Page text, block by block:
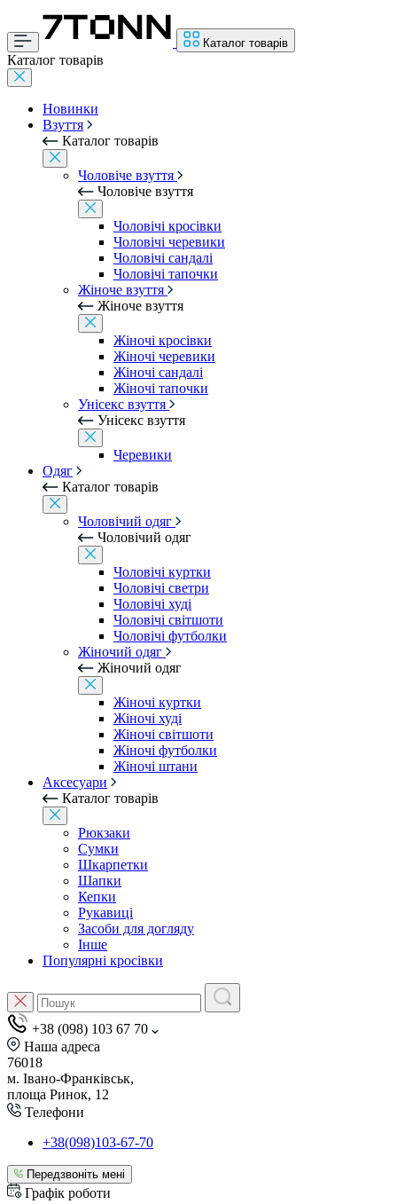
Каталог товарів
Каталог товарів
Новинки
Взуття
Каталог товарів
Чоловіче взуття
Чоловіче взуття
Чоловічі кросівки
Чоловічі черевики
Чоловічі сандалі
Чоловічі тапочки
Жіноче взуття
Жіноче взуття
Жіночі кросівки
Жіночі черевики
Жіночі сандалі
Жіночі тапочки
Унісекс взуття
Унісекс взуття
Черевики
Одяг
Каталог товарів
Чоловічий одяг
Чоловічий одяг
Чоловічі куртки
Чоловічі светри
Чоловічі худі
Чоловічі світшоти
Чоловічі футболки
Жіночий одяг
Жіночий одяг
Жіночі куртки
Жіночі худі
Жіночі світшоти
Жіночі футболки
Жіночі штани
Аксесуари
Каталог товарів
Рюкзаки
Сумки
Шкарпетки
Шапки
Кепки
Рукавиці
Засоби для догляду
Інше
Популярні кросівки
+38 (098) 103 67 70
Наша адреса
76018
м. Івано-Франківськ,
площа Ринок, 12
Телефони
+38(098)103-67-70
Передзвоніть мені
Графік роботи